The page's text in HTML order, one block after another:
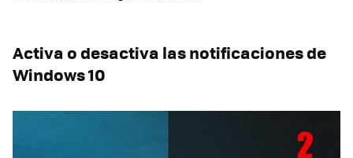
Activa o desactiva las notificaciones de
Windows 10